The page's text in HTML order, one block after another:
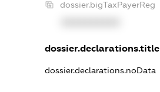
dossier.bigTaxPayerReg
dossier.declarations.title
dossier.declarations.noData